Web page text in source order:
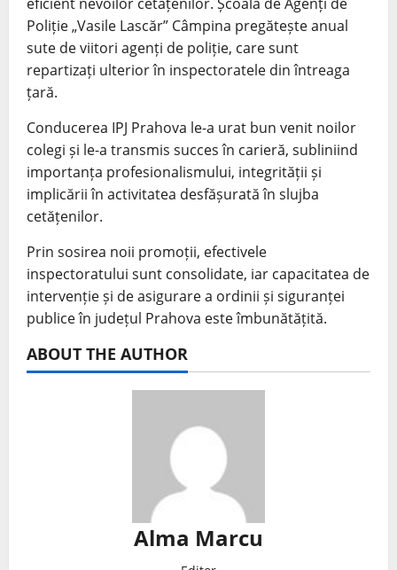
Poliție „Vasile Lascăr” Câmpina pregătește anual
sute de viitori agenți de poliție, care sunt
repartizați ulterior în inspectoratele din întreaga
țară.
Conducerea IPJ Prahova le-a urat bun venit noilor
colegi și le-a transmis succes în carieră, subliniind
importanța profesionalismului, integrității și
implicării în activitatea desfășurată în slujba
cetățenilor.
Prin sosirea noii promoții, efectivele
inspectoratului sunt consolidate, iar capacitatea de
intervenție și de asigurare a ordinii și siguranței
publice în județul Prahova este îmbunătățită.
ABOUT THE AUTHOR
Alma Marcu